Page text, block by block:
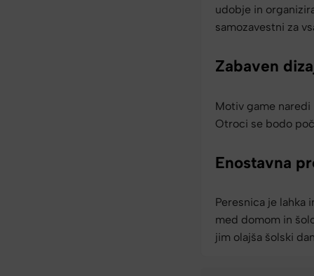
udobje in
samozavestni za
Zabaven
Motiv game
Otroci se bodo
Enostavna
Peresnica je lahka
med domom in
jim olajša šolski